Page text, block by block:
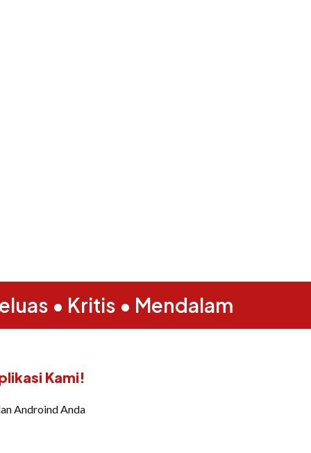
• Kritis • Mendalam
Kami!
Androind Anda